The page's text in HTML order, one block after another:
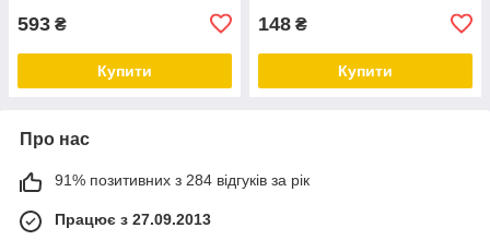
593 ₴
Купити
148 ₴
Купити
Про нас
91% позитивних з 284 відгуків за рік
Працює з 27.09.2013